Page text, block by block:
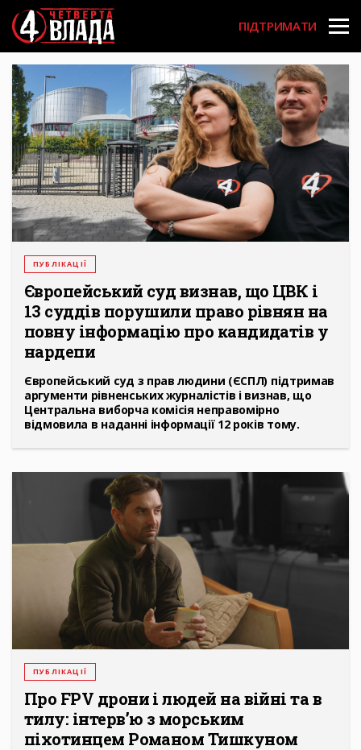
Перейти
до
основного
вмісту
User
account
menu
ПІДТРИМАТИ
ПУБЛІКАЦІЇ
Європейський суд визнав, що ЦВК і
13 суддів порушили право рівнян на
повну інформацію про кандидатів у
нардепи
Європейський суд з прав людини (ЄСПЛ) підтримав
аргументи рівненських журналістів і визнав, що
Центральна виборча комісія неправомірно
відмовила в наданні інформації 12 років тому.
ПУБЛІКАЦІЇ
Про FPV дрони і людей на війні та в
тилу: інтерв’ю з морським
піхотинцем Романом Тишкуном